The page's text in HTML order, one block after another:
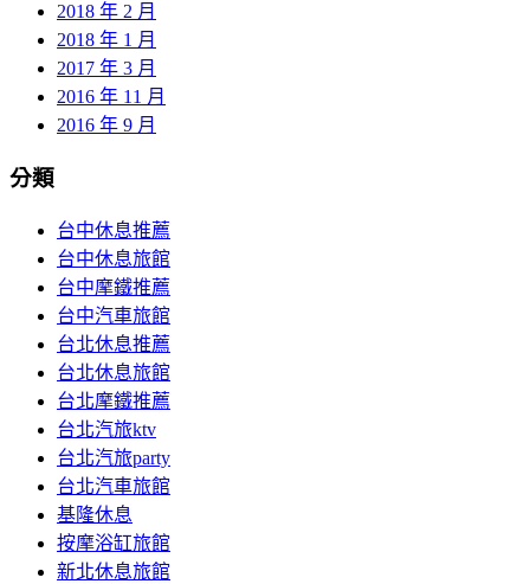
2018 年 2 月
2018 年 1 月
2017 年 3 月
2016 年 11 月
2016 年 9 月
分類
台中休息推薦
台中休息旅館
台中摩鐵推薦
台中汽車旅館
台北休息推薦
台北休息旅館
台北摩鐵推薦
台北汽旅ktv
台北汽旅party
台北汽車旅館
基隆休息
按摩浴缸旅館
新北休息旅館